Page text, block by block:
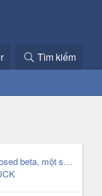
Tìm kiếm
AVA-Dog tag closed beta, một số hình ảnh ban đầu